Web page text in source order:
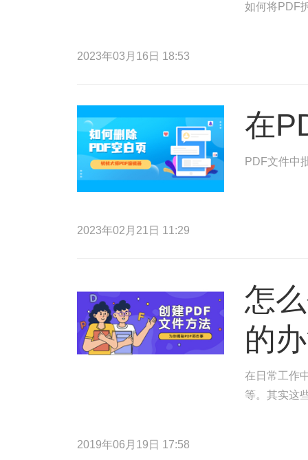
如何将PDF
2023年03月16日 18:53
在
PDF文件中
2023年02月21日 11:29
怎
的
在日常工作
等。其实这
2019年06月19日 17:58